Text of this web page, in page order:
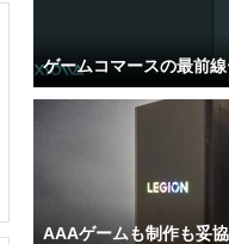
ゲームコマースの最前
AAAゲームも制作も妥